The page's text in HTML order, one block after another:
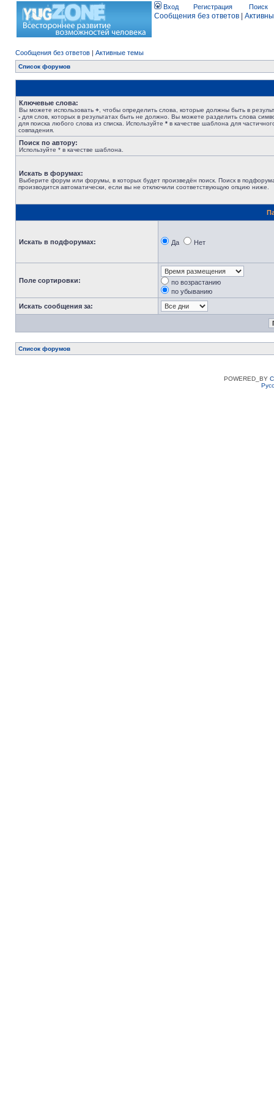
Вход Регистрация Поиск
Сообщения без ответов
Сообщения без ответов | Активные темы
Список форумов
Ключевые слова:
Вы можете использовать + , чтобы определить слова, которые должны быть в
- для слов, которых в результатах быть не должно. Вы можете разделить слова
для поиска любого слова из списка. Используйте * в качестве шаблона для
совпадения.
Поиск по автору:
Используйте * в качестве шаблона.
Искать в форумах:
Выберите форум или форумы, в которых будет произведён поиск. Поиск в
производится автоматически, если вы не отключили соответствующую опцию ниже.
Искать в подфорумах: Да Нет
Поле сортировки:
по возрастанию
по убыванию
Искать сообщения за:
Список форумов
POWERED_BY